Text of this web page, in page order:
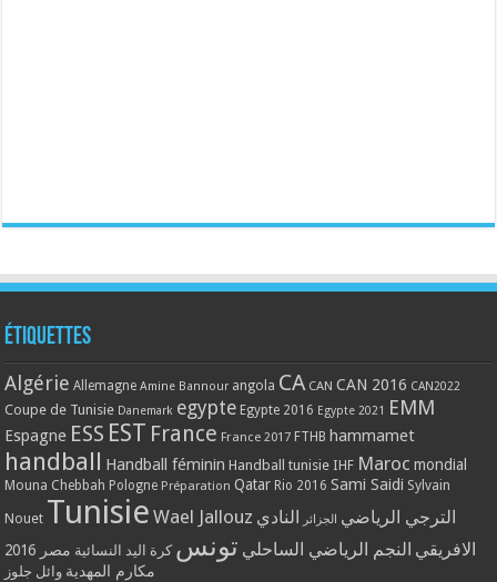
Étiquettes
Algérie Allemagne Amine Bannour angola CA CAN CAN 2016 CAN2022
Coupe de Tunisie Danemark egypte Egypte 2016 Egypte 2021 EMM
Espagne ESS EST France France 2017 FTHB hammamet
handball Handball féminin Handball tunisie IHF Maroc mondial
Mouna Chebbah Pologne Préparation Qatar Rio 2016 Sami Saidi Sylvain
Nouet Tunisie Wael Jallouz الترجي الرياضي الجزائر
النادي
الافريقي النجم الرياضي الساحلي تونس كرة اليد النسائية مصر 2016
مكارم المهدية وائل جلوز